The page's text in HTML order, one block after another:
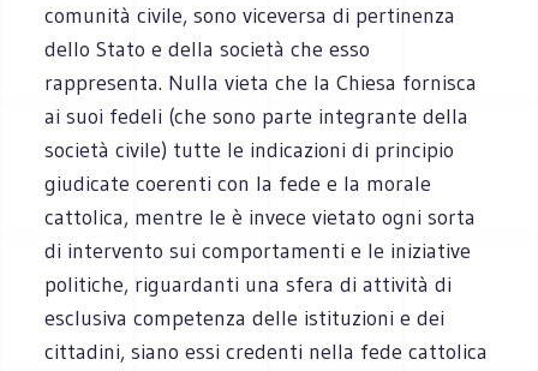
comunità civile, sono viceversa di pertinenza
dello Stato e della società che esso
rappresenta. Nulla vieta che la Chiesa fornisca
ai suoi fedeli (che sono parte integrante della
società civile) tutte le indicazioni di principio
giudicate coerenti con la fede e la morale
cattolica, mentre le è invece vietato ogni sorta
di intervento sui comportamenti e le iniziative
politiche, riguardanti una sfera di attività di
esclusiva competenza delle istituzioni e dei
cittadini, siano essi credenti nella fede cattolica